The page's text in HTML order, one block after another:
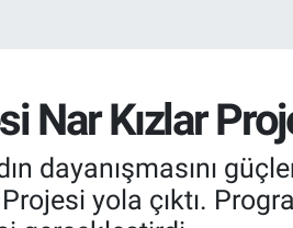
Nar Kızlar
dayanışmasını
yola çıktı.